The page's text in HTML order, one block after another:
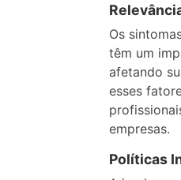
Os
têm um
afetando
esses
empresas.
Políticas